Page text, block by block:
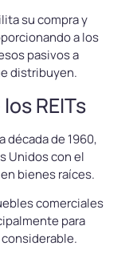
su compra y
a los
pasivos a
distribuyen.
REITs
década de 1960,
Unidos con el
bienes raíces.
comerciales
para